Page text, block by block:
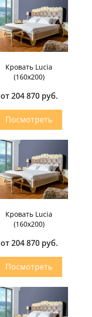
Кровать Lucia
(160х200)
от 204 870 руб.
Кровать Lucia
(160х200)
от 204 870 руб.